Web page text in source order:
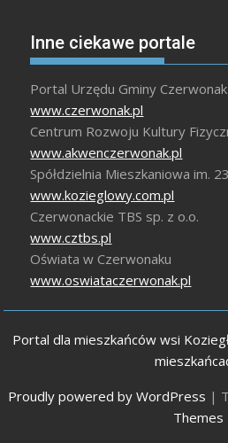
Inne ciekawe portale
Portal Urzędu Gminy Czerwonak
www.czerwonak.pl
Centrum Rozwoju Kultury
www.akwenczerwonak.pl
Spółdzielnia Mieszkaniowa im.
www.kozieglowy.com.pl
Czerwonackie TBS sp. z o.o.
www.cztbs.pl
Oświata w Czerwonaku
www.oswiataczerwonak.pl
Portal dla mieszkańców wsi
Proudly powered by WordPress |
Themes